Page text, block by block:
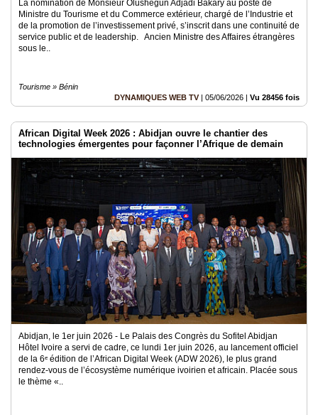
La nomination de Monsieur Olushegun Adjadi Bakary au poste de
Ministre du Tourisme et du Commerce extérieur, chargé de l’Industrie et
de la promotion de l’investissement privé, s’inscrit dans une continuité de
service public et de leadership. Ancien Ministre des Affaires étrangères
sous le..
Tourisme » Bénin
DYNAMIQUES WEB TV | 05/06/2026 | Vu 28456 fois
African Digital Week 2026 : Abidjan ouvre le chantier des
technologies émergentes pour façonner l’Afrique de demain
Abidjan, le 1er juin 2026 - Le Palais des Congrès du Sofitel Abidjan
Hôtel Ivoire a servi de cadre, ce lundi 1er juin 2026, au lancement officiel
de la 6ᵉ édition de l’African Digital Week (ADW 2026), le plus grand
rendez-vous de l’écosystème numérique ivoirien et africain. Placée sous
le thème «..